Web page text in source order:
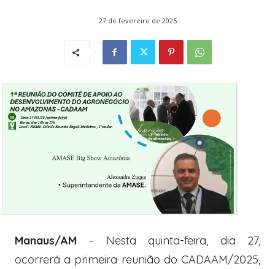
27 de fevereiro de 2025
Manaus/AM – Nesta quinta-feira, dia 27,
ocorrerá a primeira reunião do CADAAM/2025,